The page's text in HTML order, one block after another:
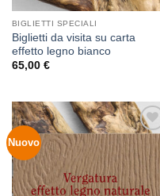
BIGLIETTI SPECIALI
Biglietti da visita su carta
effetto legno bianco
65,00 €
Nuovo
Aggiungi
alla lista
dei
desideri